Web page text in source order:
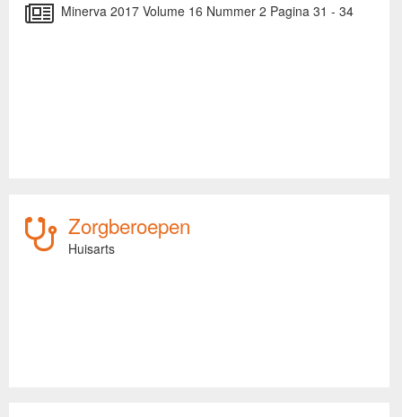
Minerva 2017 Volume 16 Nummer 2 Pagina 31 - 34
Zorgberoepen
Huisarts